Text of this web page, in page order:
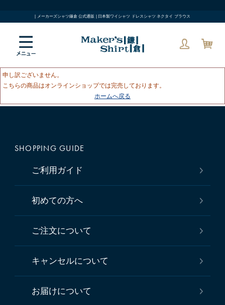
| メーカーズシャツ鎌倉 公式通販 | 日本製ワイシャツ ドレスシャツ ネクタイ ブラウス
申し訳ございません。
こちらの商品はオンラインショップでは完売しております。
ホームへ戻る
SHOPPING GUIDE
ご利用ガイド
初めての方へ
ご注文について
キャンセルについて
お届けについて